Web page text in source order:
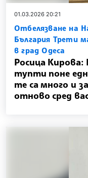
01.03.2026 20:21
Отбелязване на
България Трети
в град Одеса
Росица
тупти поне
те са много и
отново сред